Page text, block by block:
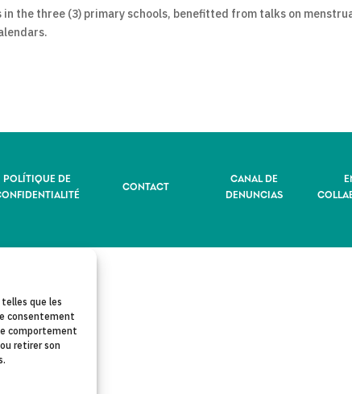
que les
consentement
comportement
retirer son
the three (3) primary schools, benefitted from talks on
POLÍTIQUE DE
CONTACT
CANAL DE
DENUNCIAS